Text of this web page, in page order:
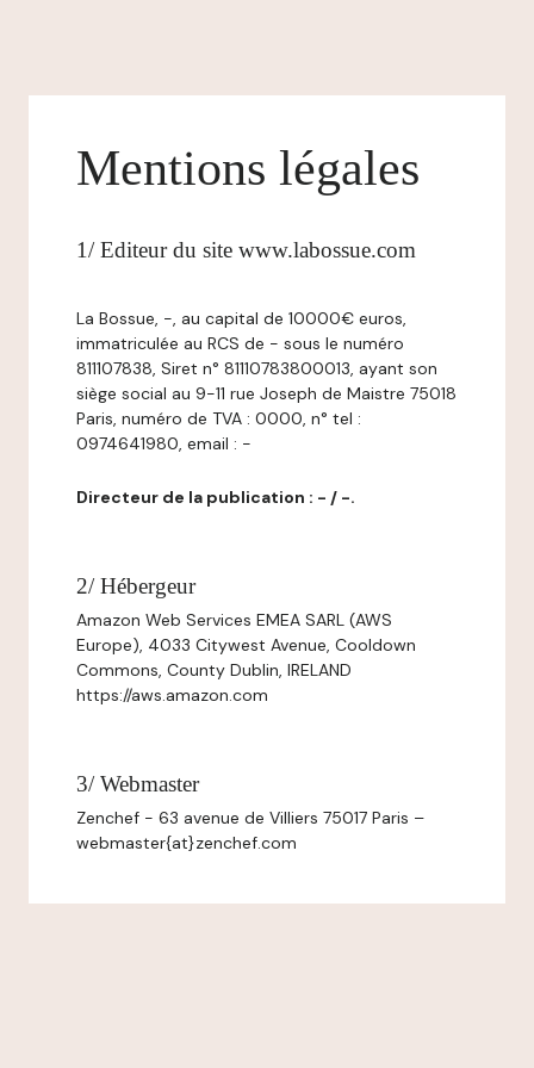
Mentions légales
1/ Editeur du site www.labossue.com
La Bossue, -, au capital de 10000€ euros,
immatriculée au RCS de - sous le numéro
811107838, Siret n° 81110783800013, ayant son
siège social au 9-11 rue Joseph de Maistre 75018
Paris, numéro de TVA : 0000, n° tel :
0974641980, email : -
Directeur de la publication : - / -.
2/ Hébergeur
Amazon Web Services EMEA SARL (AWS
Europe), 4033 Citywest Avenue, Cooldown
Commons, County Dublin, IRELAND
https://aws.amazon.com
3/ Webmaster
Zenchef - 63 avenue de Villiers 75017 Paris –
webmaster{at}zenchef.com